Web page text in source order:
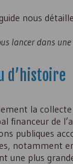
nous
lancer dans
d’histoire
la
financeur de
publiques
notamment
une plus